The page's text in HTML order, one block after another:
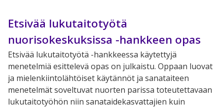
Etsivää lukutaitotyötä
nuorisokeskuksissa -hankkeen opas
Etsivää lukutaitotyötä -hankkeessa käytettyjä
menetelmiä esittelevä opas on julkaistu. Oppaan luovat
ja mielenkiintolähtöiset käytännöt ja sanataiteen
menetelmät soveltuvat nuorten parissa toteutettavaan
lukutaitotyöhön niin sanataidekasvattajien kuin